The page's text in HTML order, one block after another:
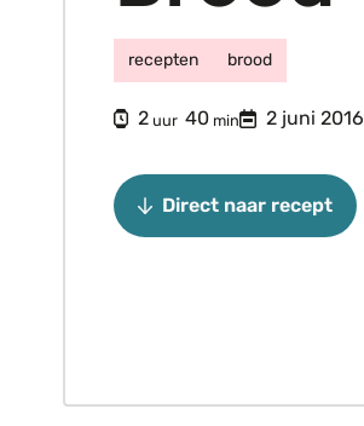
recepten brood
2uur
uur 40minuten
min 2 juni 2016
Direct naar recept